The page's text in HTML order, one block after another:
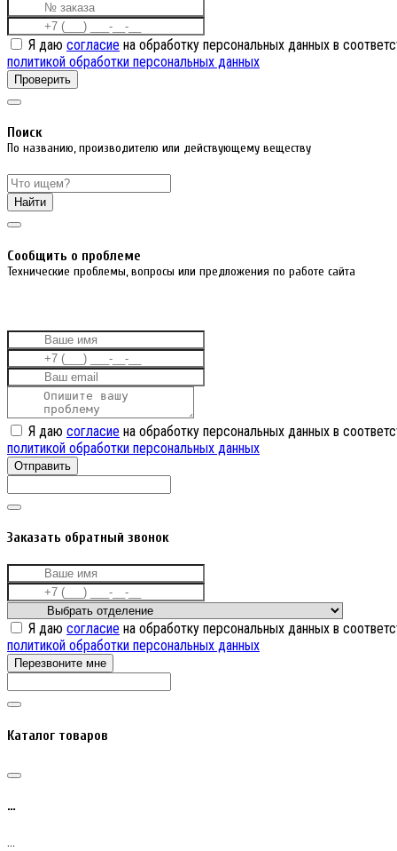
Я даю согласие на обработку персональных данных в
политикой обработки персональных данных
Проверить
Поиск
По названию, производителю или действующему веществу
Найти
Cообщить о проблеме
Технические проблемы, вопросы или предложения по работе сайта
Я даю согласие на обработку персональных данных в
политикой обработки персональных данных
Отправить
Заказать обратный звонок
Я даю согласие на обработку персональных данных в
политикой обработки персональных данных
Перезвоните мне
Каталог товаров
…
…